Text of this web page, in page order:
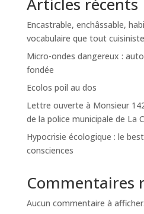
Encastrable, enchâssable,
vocabulaire que tout
Micro-ondes dangereux :
fondée
Ecolos poil au dos
Lettre ouverte à Monsieur
de la police municipale de La
Hypocrisie écologique : le
consciences
Commentaires
Aucun commentaire à afficher.